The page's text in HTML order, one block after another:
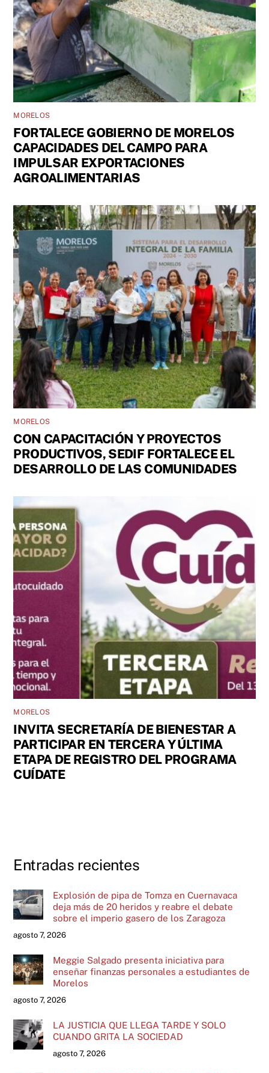
MORELOS
FORTALECE GOBIERNO DE MORELOS
CAPACIDADES DEL CAMPO PARA
IMPULSAR EXPORTACIONES
AGROALIMENTARIAS
MORELOS
CON CAPACITACIÓN Y PROYECTOS
PRODUCTIVOS, SEDIF FORTALECE EL
DESARROLLO DE LAS COMUNIDADES
MORELOS
INVITA SECRETARÍA DE BIENESTAR A
PARTICIPAR EN TERCERA Y ÚLTIMA
ETAPA DE REGISTRO DEL PROGRAMA
CUÍDATE
Entradas recientes
Explosión de pipa de Tomza en Cuernavaca
deja más de 20 heridos y reabre el debate
sobre el imperio gasero de los Zaragoza
agosto 7, 2026
Meggie Salgado presenta iniciativa para
enseñar finanzas personales a estudiantes de
Morelos
agosto 7, 2026
LA JUSTICIA QUE LLEGA TARDE Y SOLO
CUANDO GRITA LA SOCIEDAD
agosto 7, 2026